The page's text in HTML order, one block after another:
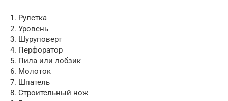
1. Рулетка
2. Уровень
3. Шуруповерт
4. Перфоратор
5. Пила или лобзик
6. Молоток
7. Шпатель
8. Строительный нож